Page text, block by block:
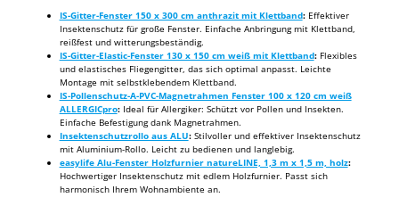
IS-Gitter-Fenster 150 x 300 cm anthrazit mit Klettband:Effektiver
Insektenschutz für große Fenster. Einfache Anbringung mit Klettband,
reißfest und witterungsbeständig.
IS-Gitter-Elastic-Fenster 130 x 150 cm weiß mit Klettband:Flexibles
und elastisches Fliegengitter, das sich optimal anpasst. Leichte
Montage mit selbstklebendem Klettband.
IS-Pollenschutz-A-PVC-Magnetrahmen Fenster 100 x 120 cm weiß
ALLERGICpro:Ideal für Allergiker: Schützt vor Pollen und Insekten.
Einfache Befestigung dank Magnetrahmen.
Insektenschutzrollo aus ALU:Stilvoller und effektiver Insektenschutz
mit Aluminium-Rollo. Leicht zu bedienen und langlebig.
easylife Alu-Fenster Holzfurnier natureLINE, 1,3 m x 1,5 m, holz:
Hochwertiger Insektenschutz mit edlem Holzfurnier. Passt sich
harmonisch Ihrem Wohnambiente an.